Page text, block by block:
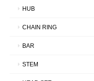
HUB
CHAIN RING
BAR
STEM